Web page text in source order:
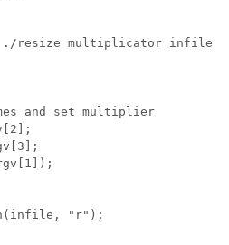
resize multiplicator infile
and set multiplier
"r");